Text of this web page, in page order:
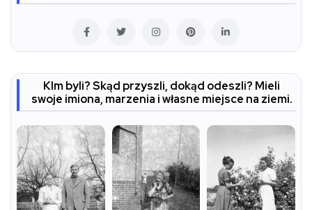
KIm byli? Skąd przyszli, dokąd odeszli? Mieli
swoje imiona, marzenia i własne miejsce na ziemi.